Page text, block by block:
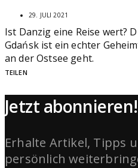
29. JULI 2021
Ist Danzig eine Reise wert?
Gdańsk ist ein echter
an der Ostsee geht.
TEILEN
Jetzt abonnieren!
Erhalte Artikel, Tipps
persönlich